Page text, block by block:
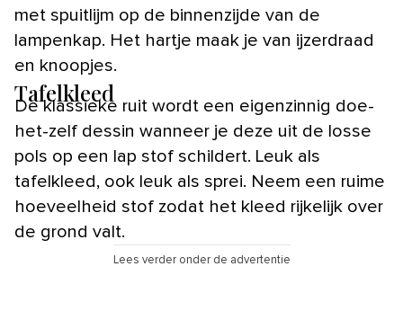
met spuitlijm op de binnenzijde van de
lampenkap. Het hartje maak je van ijzerdraad
en knoopjes.
Tafelkleed
De klassieke ruit wordt een eigenzinnig doe-
het-zelf dessin wanneer je deze uit de losse
pols op een lap stof schildert. Leuk als
tafelkleed, ook leuk als sprei. Neem een ruime
hoeveelheid stof zodat het kleed rijkelijk over
de grond valt.
Lees verder onder de advertentie